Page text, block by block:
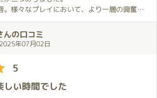
XやYouTubeで活躍中✨
１で逢えるんです💕
すが、やっぱりライブが一番だと思います❗️
た。
香さんは優しく聞いてくれて、穂香さんから
らって…🙂。
いう間に過ぎ、部屋を出る際の最後のハグ🤗
屋での楽しい余韻と、またこれで終わりかと
じり、次回また穂香さんに会いたいという気
た💕。
。様々なプレイにおいて、より一層の興奮を
しい「武器」となります。
の中で、疲労回復に効果的なツボを教えてい
、心ゆくまでリラックスし穏やかな時間を過
もに非常に心地よい感覚をいただきました。
新たな心地よさに包まれるため、是非、多く
味わっていただきたいと思います。
画されているとのこと、7月も是非お会いした
の口コミ
2025年07月02日
5
しい時間でした